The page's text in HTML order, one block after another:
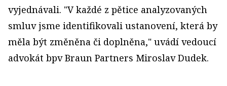
vyjednávali. "V každé z pětice analyzovaných
smluv jsme identifikovali ustanovení, která by
měla být změněna či doplněna," uvádí vedoucí
advokát bpv Braun Partners Miroslav Dudek.